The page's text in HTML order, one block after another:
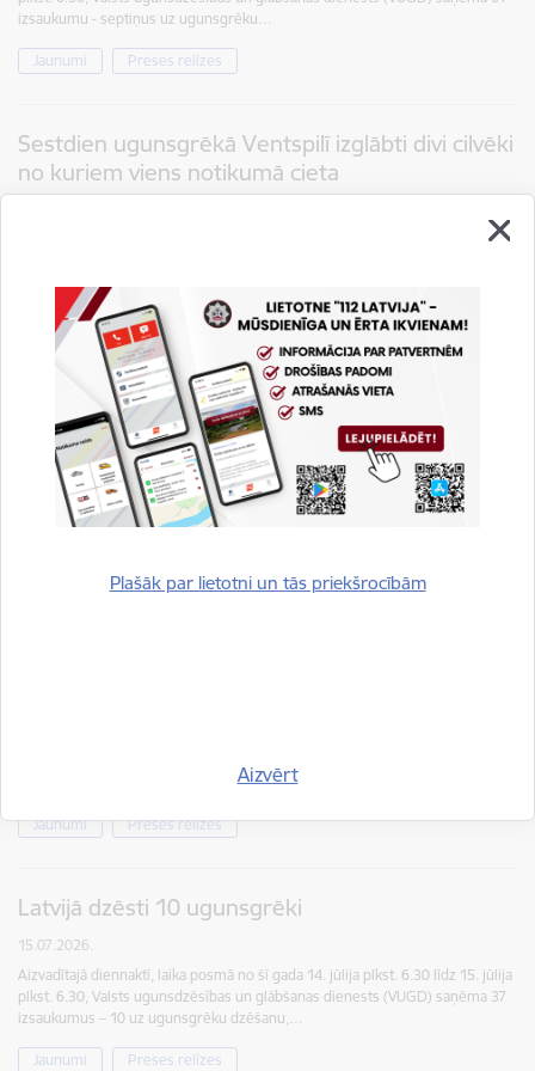
Plašāk par lietotni un tās priekšrocībām
Aizvērt
izsaukumu - septiņus uz ugunsgrēku…
Jaunumi Preses relīzes
Sestdien ugunsgrēkā Ventspilī izglābti divi cilvēki
no kuriem viens notikumā cieta
Aizvadītajā diennaktī, laika posmā no šī gada 17. jūlija plkst. 6.30 līdz 20. jūlija
Jaunumi Preses relīzes
Ugunsgrēkā Krāslavas novadā šonakt gāja bojā
cilvēks
17.07.2026.
Aizvadītajā diennaktī, laika posmā no šī gada 16. jūlija plkst. 6.30 līdz 17. jūlija
plkst. 6.30, Valsts ugunsdzēsības un glābšanas dienests (VUGD) saņēma 49
Preses relīzes
izsaukumus – 19 uz ugunsgrēku dzēšanu,…
Jaunumi Preses relīzes
Latvijā dzēsti 10 ugunsgrēki
15.07.2026.
Aizvadītajā diennaktī, laika posmā no šī gada 14. jūlija plkst. 6.30 līdz 15. jūlija
plkst. 6.30, Valsts ugunsdzēsības un glābšanas dienests (VUGD) saņēma 37
izsaukumus – 10 uz ugunsgrēku dzēšanu,…
Jaunumi Preses relīzes